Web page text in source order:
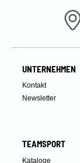
UNTERNEHMEN
Kontakt
Newsletter
TEAMSPORT
Kataloge